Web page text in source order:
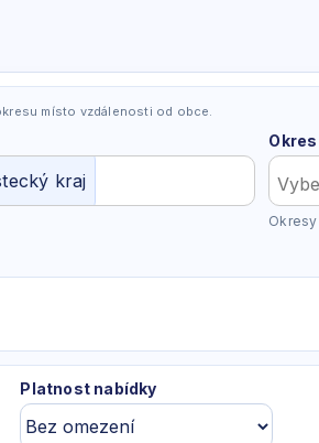
místo vzdálenosti od obce.
kraj
Okres
Platnost nabídky